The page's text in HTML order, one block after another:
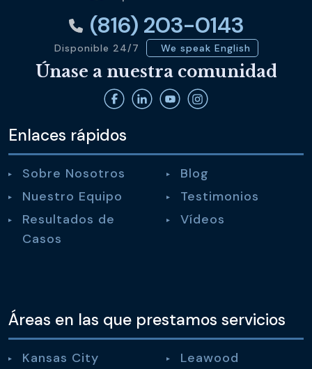
(816) 203-0143
Disponible 24/7 We speak English
Únase a nuestra comunidad
Enlaces rápidos
Sobre Nosotros
Nuestro Equipo
Resultados de
Casos
Blog
Testimonios
Vídeos
Áreas en las que prestamos servicios
Kansas City
Leawood